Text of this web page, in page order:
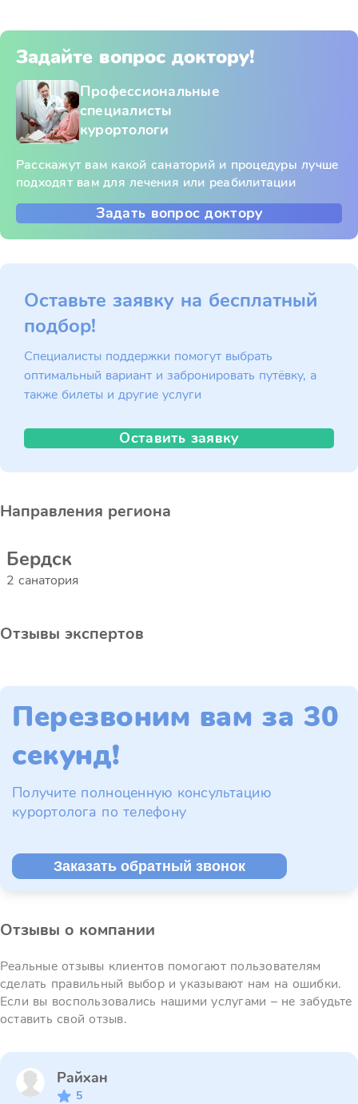
Задайте вопрос доктору!
Профессиональные
специалисты
курортологи
Расскажут вам какой санаторий и процедуры лучше
подходят вам для лечения или реабилитации
Задать вопрос доктору
Оставьте заявку на бесплатный
подбор!
Специалисты поддержки помогут выбрать
оптимальный вариант и забронировать путёвку, а
также билеты и другие услуги
Оставить заявку
Направления региона
Бердск
2 санатория
Отзывы экспертов
Перезвоним вам за 30
секунд!
Получите полноценную консультацию
курортолога по телефону
Заказать обратный звонок
Отзывы о компании
Реальные отзывы клиентов помогают пользователям
сделать правильный выбор и указывают нам на ошибки.
Если вы воспользовались нашими услугами – не забудьте
оставить свой отзыв.
Райхан
5